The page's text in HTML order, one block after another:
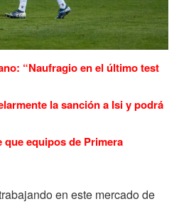
“Naufragio en el último test
la sanción a Isi y podrá
equipos de Primera
en este mercado de